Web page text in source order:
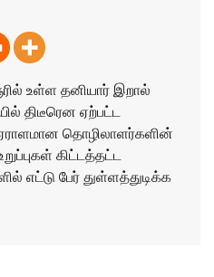
உள்ள தனியார் இறால்
திடீரென ஏற்பட்ட
தொழிலாளர்களின்
கிட்டத்தட்ட
எட்டு பேர் துள்ளத்துடிக்க